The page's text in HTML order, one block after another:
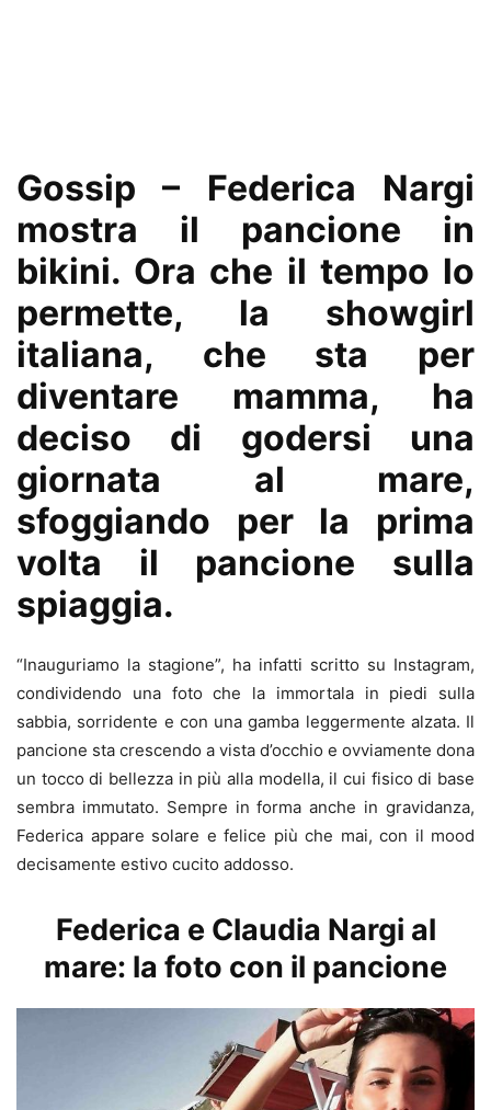
Gossip – Federica Nargi
mostra il pancione in
bikini. Ora che il tempo lo
permette, la showgirl
italiana, che sta per
diventare mamma, ha
deciso di godersi una
giornata al mare,
sfoggiando per la prima
volta il pancione sulla
spiaggia.
“Inauguriamo la stagione”, ha infatti scritto su Instagram,
condividendo una foto che la immortala in piedi sulla
sabbia, sorridente e con una gamba leggermente alzata. Il
pancione sta crescendo a vista d’occhio e ovviamente dona
un tocco di bellezza in più alla modella, il cui fisico di base
sembra immutato. Sempre in forma anche in gravidanza,
Federica appare solare e felice più che mai, con il mood
decisamente estivo cucito addosso.
Federica e Claudia Nargi al
mare: la foto con il pancione